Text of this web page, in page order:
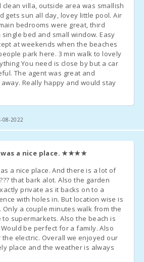
comunicar su horario de llegada (nº
y organizar la recogida de llaves.
por favor contáctenos por teléfono
al alojamiento o punto de reunión
se pondrá en contacto con
y lugar de recogida de llaves.
de atención:
deberá abonarse al día
recepción;
una caja de seguridad, organizar
la agencia. Se ha de abonar la
tardía en efectivo al momento de la
las 23.00 - 50.00 euros.
tardía, siempre que sea posible, el
clean villa, outside area was smallish
gets sun all day, lovey little pool. Air
bedrooms were great, third
bed and small window. Easy
at weekends when the beaches
park here. 3 min walk to lovely
You need is close by but a car
The agent was great and
Really happy and would stay
08-2022
a nice place.★★★★
a nice place. And there is a lot of
that bark alot. Also the garden
private as it backs on to a
with holes in. But location wise is
a couple minutes walk from the
supermarkets. Also the beach is
be perfect for a family. Also
electric. Overall we enjoyed our
place and the weather is always